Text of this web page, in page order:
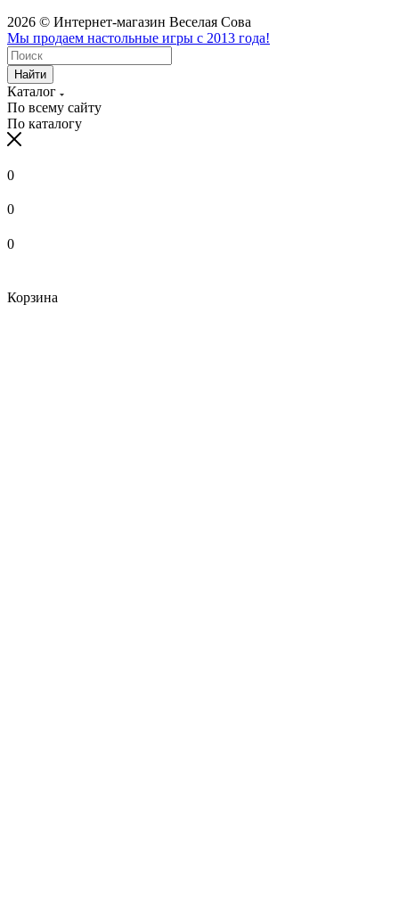
2026 © Интернет-магазин Веселая Сова
Мы продаем настольные игры с 2013 года!
Найти
Каталог
По всему сайту
По каталогу
0
0
0
Корзина